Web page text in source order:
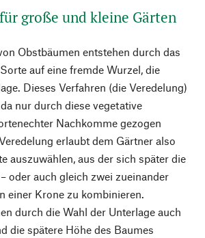
große und kleine Gärten
Obstbäumen entstehen durch das
auf eine fremde Wurzel, die
Dieses Verfahren (die Veredelung)
nur durch diese vegetative
Nachkomme gezogen
erlaubt dem Gärtner also
auszuwählen, aus der sich später die
oder auch gleich zwei zueinander
einer Krone zu kombinieren.
durch die Wahl der Unterlage auch
die spätere Höhe des Baumes